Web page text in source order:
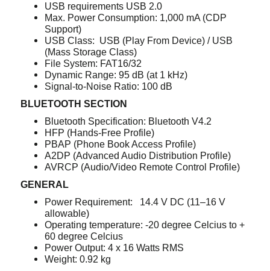
USB requirements USB 2.0
Max. Power Consumption: 1,000 mA (CDP
Support)
USB Class: USB (Play From Device) / USB
(Mass Storage Class)
File System: FAT16/32
Dynamic Range: 95 dB (at 1 kHz)
Signal-to-Noise Ratio: 100 dB
BLUETOOTH SECTION
Bluetooth Specification: Bluetooth V4.2
HFP (Hands-Free Profile)
PBAP (Phone Book Access Profile)
A2DP (Advanced Audio Distribution Profile)
AVRCP (Audio/Video Remote Control Profile)
GENERAL
Power Requirement: 14.4 V DC (11–16 V
allowable)
Operating temperature: -20 degree Celcius to +
60 degree Celcius
Power Output: 4 x 16 Watts RMS
Weight: 0.92 kg